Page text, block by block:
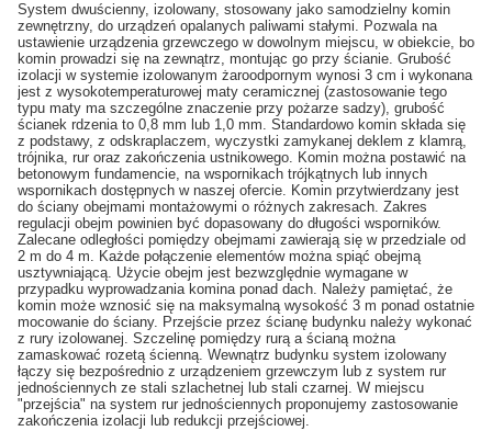
System dwuścienny, izolowany, stosowany jako samodzielny komin
zewnętrzny, do urządzeń opalanych paliwami stałymi. Pozwala na
ustawienie urządzenia grzewczego w dowolnym miejscu, w obiekcie, bo
komin prowadzi się na zewnątrz, montując go przy ścianie. Grubość
izolacji w systemie izolowanym żaroodpornym wynosi 3 cm i wykonana
jest z wysokotemperaturowej maty ceramicznej (zastosowanie tego
typu maty ma szczególne znaczenie przy pożarze sadzy), grubość
ścianek rdzenia to 0,8 mm lub 1,0 mm. Standardowo komin składa się
z podstawy, z odskraplaczem, wyczystki zamykanej deklem z klamrą,
trójnika, rur oraz zakończenia ustnikowego. Komin można postawić na
betonowym fundamencie, na wspornikach trójkątnych lub innych
wspornikach dostępnych w naszej ofercie. Komin przytwierdzany jest
do ściany obejmami montażowymi o różnych zakresach. Zakres
regulacji obejm powinien być dopasowany do długości wsporników.
Zalecane odległości pomiędzy obejmami zawierają się w przedziale od
2 m do 4 m. Każde połączenie elementów można spiąć obejmą
usztywniającą. Użycie obejm jest bezwzględnie wymagane w
przypadku wyprowadzania komina ponad dach. Należy pamiętać, że
komin może wznosić się na maksymalną wysokość 3 m ponad ostatnie
mocowanie do ściany. Przejście przez ścianę budynku należy wykonać
z rury izolowanej. Szczelinę pomiędzy rurą a ścianą można
zamaskować rozetą ścienną. Wewnątrz budynku system izolowany
łączy się bezpośrednio z urządzeniem grzewczym lub z system rur
jednościennych ze stali szlachetnej lub stali czarnej. W miejscu
"przejścia" na system rur jednościennych proponujemy zastosowanie
zakończenia izolacji lub redukcji przejściowej.